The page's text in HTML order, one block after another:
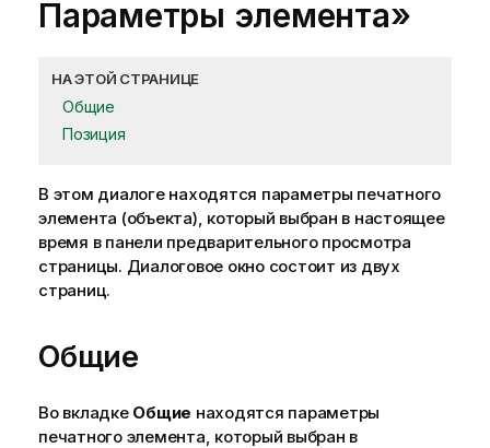
Параметры элемента»
НА ЭТОЙ СТРАНИЦЕ
Общие
Позиция
В этом диалоге находятся параметры печатного
элемента (объекта), который выбран в настоящее
время в панели предварительного просмотра
страницы. Диалоговое окно состоит из двух
страниц.
Общие
Во вкладке Общие находятся параметры
печатного элемента, который выбран в